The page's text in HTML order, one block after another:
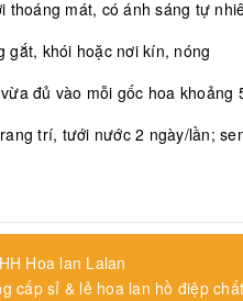
thoáng mát, có ánh sáng tự
gắt, khói hoặc nơi kín, nóng
đủ vào mỗi gốc hoa khoảng
trí, tưới nước 2 ngày/lần;
Hoa lan Lalan
cấp sỉ & lẻ hoa lan hồ điệp